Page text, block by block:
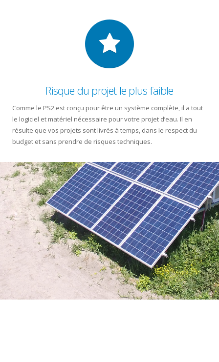
Risque du projet le plus faible
Comme le PS2 est conçu pour être un système complète, il a tout
le logiciel et matériel nécessaire pour votre projet d’eau. Il en
résulte que vos projets sont livrés à temps, dans le respect du
budget et sans prendre de risques techniques.